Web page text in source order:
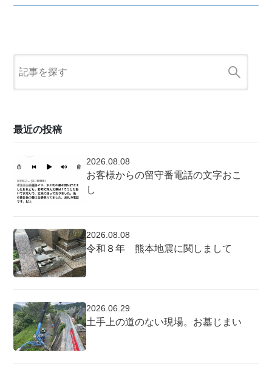
最近の投稿
2026.08.08
お客様からの留守番電話の文字おこ
し
2026.08.08
令和８年 熊本地震に関しまして
2026.06.29
土手上の道のない現場。お墓じまい